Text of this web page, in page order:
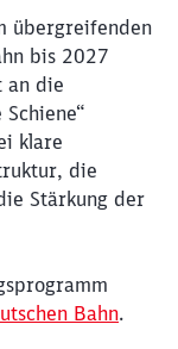
übergreifenden
bis 2027
an die
klare
die
Stärkung der
Bahn.